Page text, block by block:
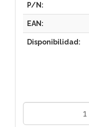
P/N:
EAN:
Disponibilidad: